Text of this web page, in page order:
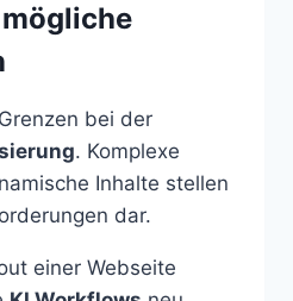
bei der
. Komplexe
Inhalte stellen
dar.
einer Webseite